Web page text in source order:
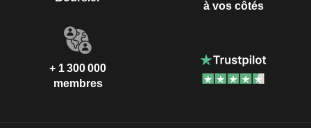
à vos côtés
+ 1 300 000
membres